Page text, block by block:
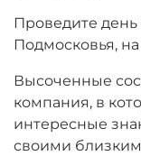
Проведите
Подмосковья,
Высоченные
компания, в
интересные
своими